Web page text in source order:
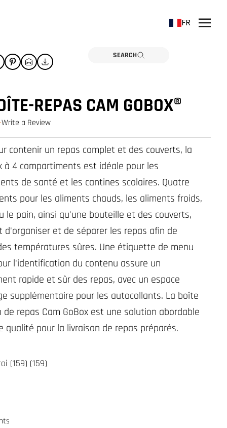
SEARCH
FR
REPAS CAM GOBOX®
0.0 star rating
Write a Review
(159) (159)
contenir un repas complet et des couverts, la
à 4 compartiments est idéale pour les
de santé et les cantines scolaires. Quatre
pour les aliments chauds, les aliments froids,
le pain, ainsi qu'une bouteille et des couverts,
et de séparer les repas afin de
températures sûres. Une étiquette de menu
l'identification du contenu assure un
rapide et sûr des repas, avec un espace
supplémentaire pour les autocollants. La boîte
de repas Cam GoBox est une solution abordable
qualité pour la livraison de repas préparés.